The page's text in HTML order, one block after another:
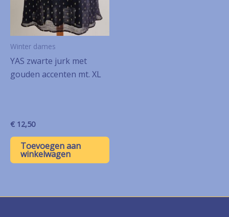
Winter dames
YAS zwarte jurk met
gouden accenten mt. XL
€ 12,50
Toevoegen aan
winkelwagen